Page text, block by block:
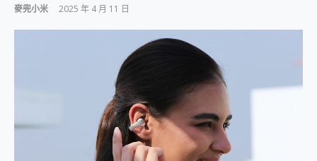
防窺黑科技 Galaxy S26 Ultra系列保護貼怎麼選？imos AR 低反光玻璃、藍寶石鏡頭貼與軍規防摔殼完整開箱評價
超驚艷 讓人一眼就愛上 LENOVO 聯想 Yoga Book 9 14吋 AI輕薄筆電 開箱 評測
一鍵修復模糊影片、舊照的 AI 好幫手! VideoProc Converter AI 新版全解析 × 年末優惠，一篇全看懂
小朋友才做選擇 投影機 RGB藍牙音響 氛圍情境燈 我通通都要！ Starfish 2 幻彩膠囊投影機｜結合「 智慧投影 & 煥彩流動 」的沈浸式生活新體驗
外型超吸晴~ 給您絕佳操控體驗 GravaStar Mercury K1 系列 異星機械鍵盤與 Mercury X 系列 輕量無線電競滑鼠 開箱 評測
麥兜小米 2025 年 4 月 11 日